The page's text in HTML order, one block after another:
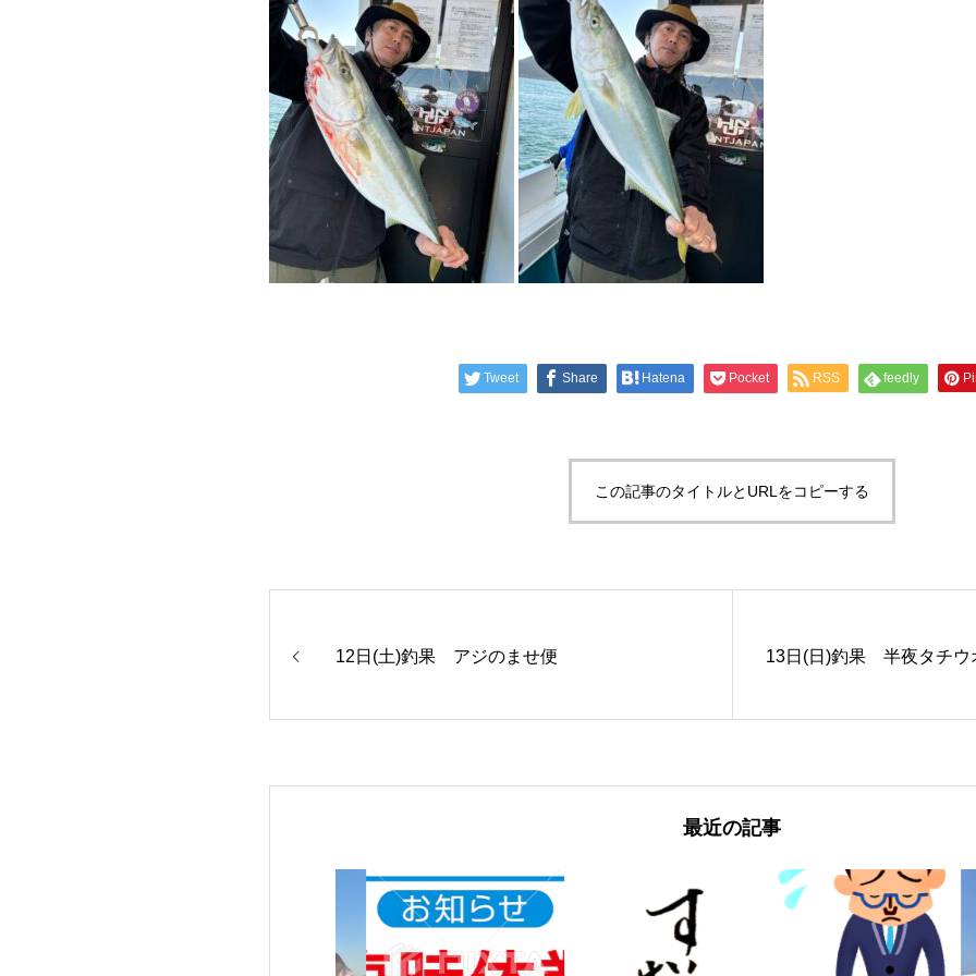
Tweet Share Hatena Pocket RSS feedly
この記事のタイトルとURLをコピーする
12日(土)釣果 アジのませ便 13日(日)釣果 半夜タチウ
最近の記事